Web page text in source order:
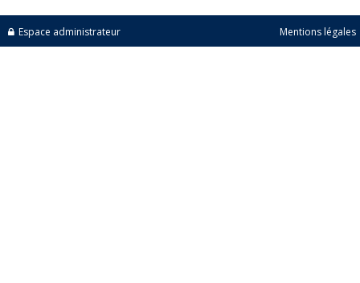
Espace administrateur Mentions légales